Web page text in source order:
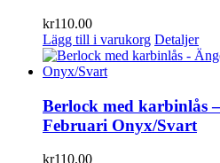
kr110.00
Lägg till i varukorg Detaljer
Berlock med karbinlås
Februari Onyx/Svart
kr110.00